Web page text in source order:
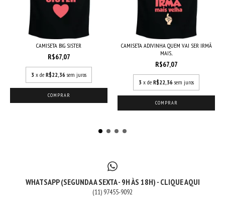
CAMISETA BIG SISTER
R$67,07
3 x de R$22,36 sem juros
COMPRAR
CAMISETA ADIVINHA QUEM VAI SER IRMÃ
MAIS...
R$67,07
3 x de R$22,36 sem juros
COMPRAR
WHATSAPP (SEGUNDA A SEXTA - 9H ÀS 18H) - CLIQUE AQUI
(11) 97455-9092